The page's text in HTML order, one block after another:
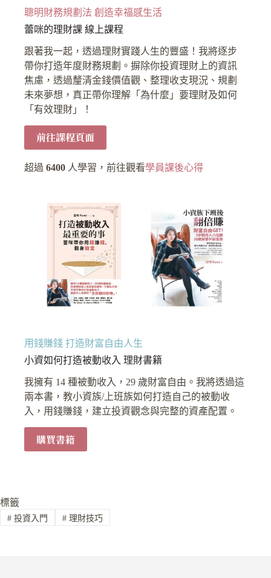
聰明財務規劃法 創造幸福感生活
蕾咪的理財課 線上課程
跟著我一起，透過理財實踐人生的豐盛！我將逐步
帶你打造年度財務規劃。摒除你投資理財上的資訊
焦慮，透過釐清金錢價值觀、整理收支現況、規劃
未來夢想，真正帶你理解「為什麼」要理財及如何
「有效理財」！
前往課程頁面
超過6400 人學習，前往觀看學員課後心得
用錢賺錢 打造財富自由人生
小資如何打造被動收入 理財書籍
我擁有 14 種被動收入，29 歲財富自由。我將透過這
兩本書，教小資族/上班族如何打造自己的被動收
入，用錢賺錢，建立投資觀念與完整的資產配置。
購買書籍
標籤
#投資入門 #理財技巧